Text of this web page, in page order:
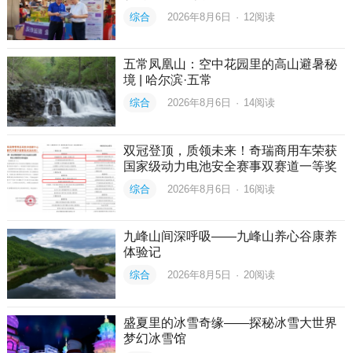
综合 2026年8月6日 · 12阅读
五常凤凰山：空中花园里的高山避暑秘
境 | 哈尔滨·五常
综合 2026年8月6日 · 14阅读
双冠登顶，质领未来！奇瑞商用车荣获
国家级动力电池安全赛事双赛道一等奖
综合 2026年8月6日 · 16阅读
九峰山间深呼吸——九峰山养心谷康养
体验记
综合 2026年8月5日 · 20阅读
盛夏里的冰雪奇缘——探秘冰雪大世界
梦幻冰雪馆